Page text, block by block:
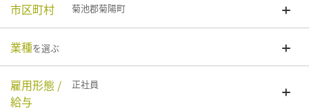
市区町村 菊池郡菊陽町
業種を選ぶ
雇用形態 /
給与
正社員